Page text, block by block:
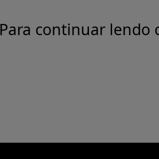
Para continuar lendo